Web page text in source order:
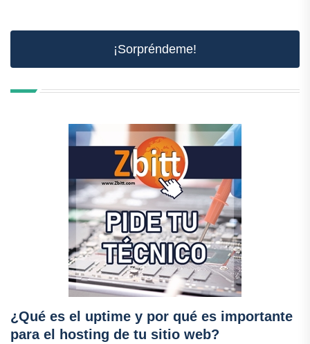
¡Sorpréndeme!
¿Qué es el uptime y por qué es importante
para el hosting de tu sitio web?